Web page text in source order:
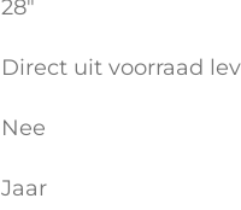
28"
Direct uit voorraad
Nee
Jaar